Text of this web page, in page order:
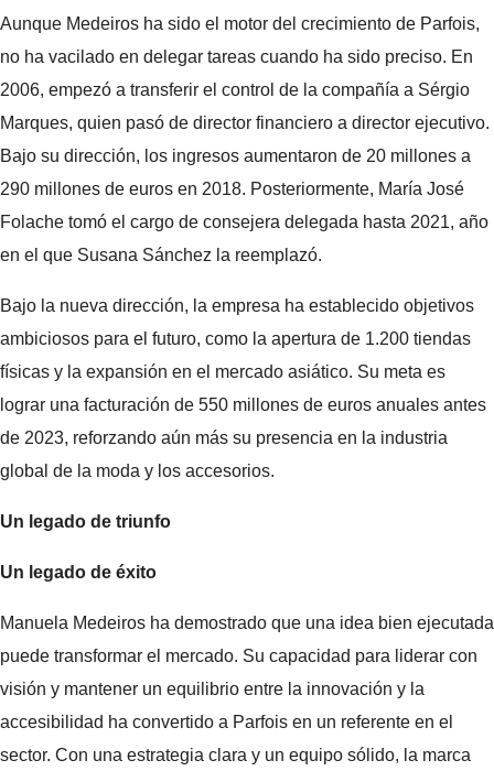
Aunque Medeiros ha sido el motor del crecimiento de Parfois,
no ha vacilado en delegar tareas cuando ha sido preciso. En
2006, empezó a transferir el control de la compañía a Sérgio
Marques, quien pasó de director financiero a director ejecutivo.
Bajo su dirección, los ingresos aumentaron de 20 millones a
290 millones de euros en 2018. Posteriormente, María José
Folache tomó el cargo de consejera delegada hasta 2021, año
en el que Susana Sánchez la reemplazó.
Bajo la nueva dirección, la empresa ha establecido objetivos
ambiciosos para el futuro, como la apertura de 1.200 tiendas
físicas y la expansión en el mercado asiático. Su meta es
lograr una facturación de 550 millones de euros anuales antes
de 2023, reforzando aún más su presencia en la industria
global de la moda y los accesorios.
Un legado de triunfo
Un legado de éxito
Manuela Medeiros ha demostrado que una idea bien ejecutada
puede transformar el mercado. Su capacidad para liderar con
visión y mantener un equilibrio entre la innovación y la
accesibilidad ha convertido a Parfois en un referente en el
sector. Con una estrategia clara y un equipo sólido, la marca